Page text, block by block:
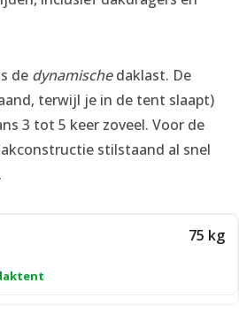
de dynamischedaklast. De
terwijl je in de tent slaapt)
3 tot 5 keer zoveel. Voor de
stilstaand al snel
75 kg